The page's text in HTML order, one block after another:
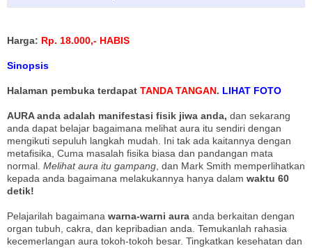
Harga: Rp. 18.000,- HABIS
Sinopsis
Halaman pembuka terdapat TANDA TANGAN. LIHAT FOTO
AURA anda adalah manifestasi fisik jiwa anda, dan sekarang
anda dapat belajar bagaimana melihat aura itu sendiri dengan
mengikuti sepuluh langkah mudah. Ini tak ada kaitannya dengan
metafisika, Cuma masalah fisika biasa dan pandangan mata
normal. Melihat aura itu gampang , dan Mark Smith memperlihatkan
kepada anda bagaimana melakukannya hanya dalam waktu 60
detik!
Pelajarilah bagaimana warna-warni aura anda berkaitan dengan
organ tubuh, cakra, dan kepribadian anda. Temukanlah rahasia
kecemerlangan aura tokoh-tokoh besar. Tingkatkan kesehatan dan